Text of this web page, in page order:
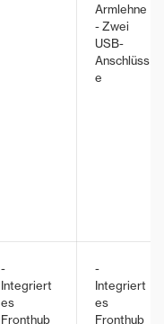
Armlehne
- Zwei
USB-
Anschlüss
e
-
Integriert
es
Fronthub
-
Integriert
es
Fronthub